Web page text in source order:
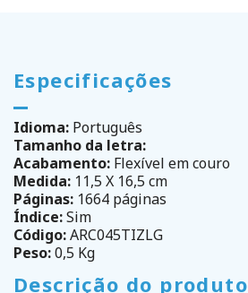
Especificações
Idioma: Português
Tamanho da letra:
Acabamento: Flexível em couro
Medida: 11,5 X 16,5 cm
Páginas: 1664 páginas
Índice:Sim
Código:ARC045TIZLG
Peso:0,5 Kg
Descrição do produto